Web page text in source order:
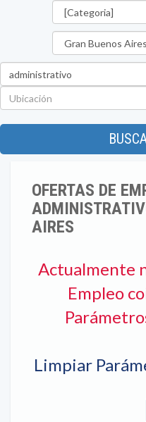
OFERTAS DE
AIRES
Actualmente
Empleo
Limpiar